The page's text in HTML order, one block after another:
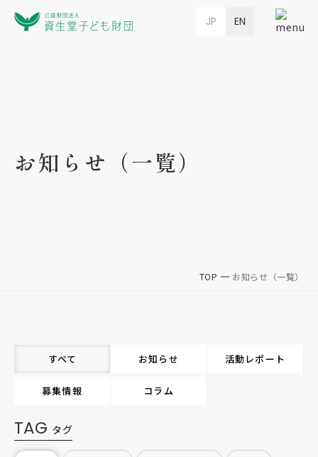
JP EN
お知らせ（一覧）
TOP お知らせ（一覧）
すべて お知らせ 活動レポート
募集情報 コラム
TAG タグ